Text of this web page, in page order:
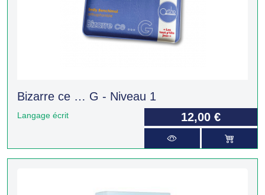
Bizarre ce … G - Niveau 1
Langage écrit 12,00 €